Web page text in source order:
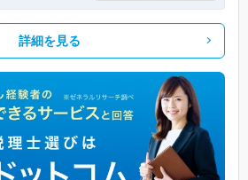
詳細を見る